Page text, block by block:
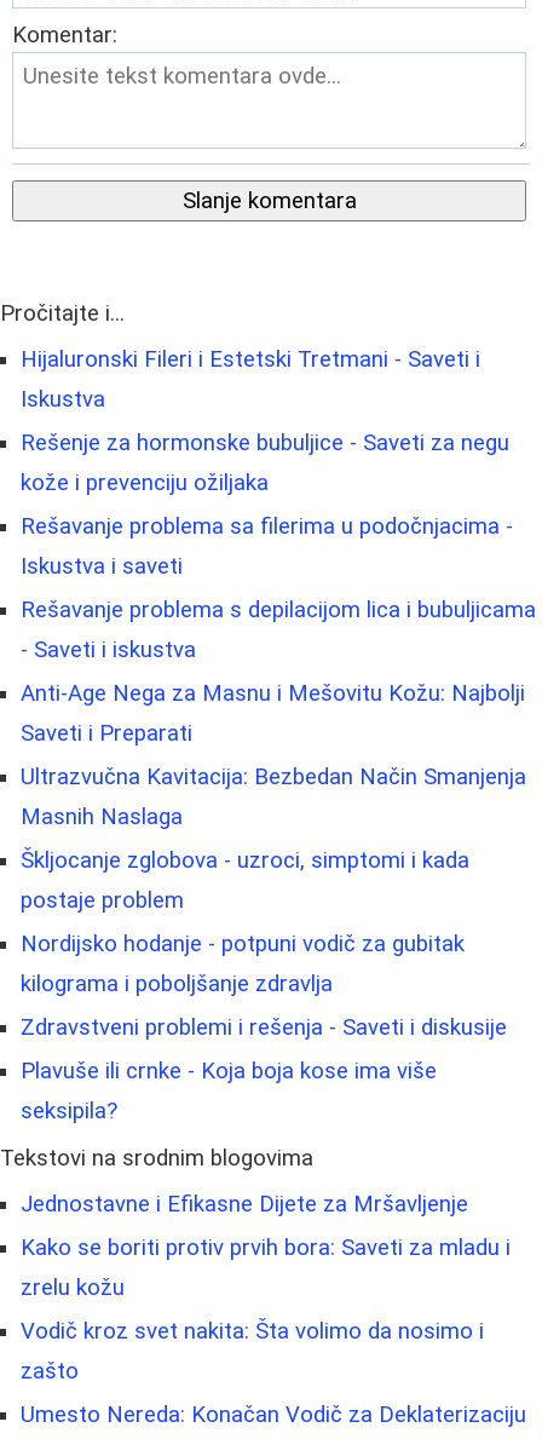
Komentar:
Slanje komentara
Pročitajte i...
Hijaluronski Fileri i Estetski Tretmani - Saveti i
Iskustva
Rešenje za hormonske bubuljice - Saveti za negu
kože i prevenciju ožiljaka
Rešavanje problema sa filerima u podočnjacima -
Iskustva i saveti
Rešavanje problema s depilacijom lica i bubuljicama
- Saveti i iskustva
Anti-Age Nega za Masnu i Mešovitu Kožu: Najbolji
Saveti i Preparati
Ultrazvučna Kavitacija: Bezbedan Način Smanjenja
Masnih Naslaga
Škljocanje zglobova - uzroci, simptomi i kada
postaje problem
Nordijsko hodanje - potpuni vodič za gubitak
kilograma i poboljšanje zdravlja
Zdravstveni problemi i rešenja - Saveti i diskusije
Plavuše ili crnke - Koja boja kose ima više
seksipila?
Tekstovi na srodnim blogovima
Jednostavne i Efikasne Dijete za Mršavljenje
Kako se boriti protiv prvih bora: Saveti za mladu i
zrelu kožu
Vodič kroz svet nakita: Šta volimo da nosimo i
zašto
Umesto Nereda: Konačan Vodič za Deklaterizaciju